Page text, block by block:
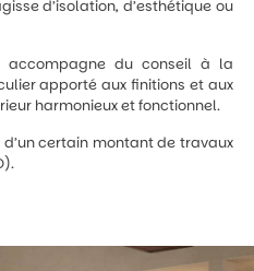
d’isolation, d’esthétique ou
accompagne du conseil à la
apporté aux finitions et aux
harmonieux et fonctionnel.
certain montant de travaux